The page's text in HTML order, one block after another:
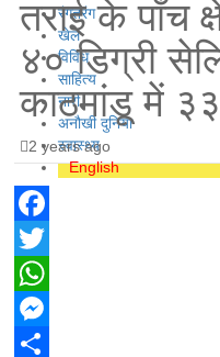
रंगतरंग
खेल
विविध
साहित्य
नारी
अनौखी दुनिया
स्वास्थ्य
English
तराई के पाँच
४० डिग्री
काठमांडू में
2 years ago
Facebook
Twitter
WhatsApp
Messenger